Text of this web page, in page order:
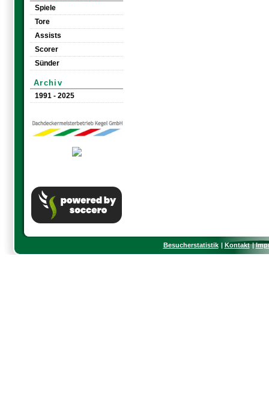
Spiele
Tore
Assists
Scorer
Sünder
Archiv
1991 - 2025
Besucherstatistik Kontakt